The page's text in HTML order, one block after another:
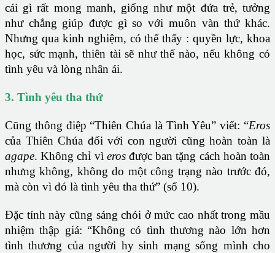
cái gì rất mong manh, giống như một đứa trẻ, tưởng
như chẳng giúp được gì so với muôn vàn thứ khác.
Nhưng qua kinh nghiệm, có thể thấy : quyền lực, khoa
học, sức mạnh, thiên tài sẽ như thế nào, nếu không có
tình yêu và lòng nhân ái.
3. Tình yêu tha thứ
Cũng thông điệp “Thiên Chúa là Tình Yêu” viết: “Eros
của Thiên Chúa đối với con người cũng hoàn toàn là
agape. Không chỉ vì erosđược ban tặng cách hoàn toàn
nhưng không, không do một công trạng nào trước đó,
mà còn vì đó là tình yêu tha thứ” (số 10).
Đặc tính này cũng sáng chói ở mức cao nhất trong mầu
nhiệm thập giá: “Không có tình thương nào lớn hơn
tình thương của người hy sinh mạng sống mình cho